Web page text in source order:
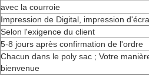
avec la courroie
Impression de Digital, impression
Selon l'exigence du client
5-8 jours après confirmation de l'ordre
Chacun dans le poly sac ; Votre
bienvenue